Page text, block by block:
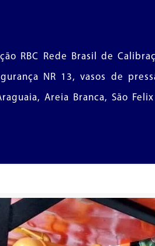
RBC Rede Brasil de
NR 13, vasos de
Areia Branca, São